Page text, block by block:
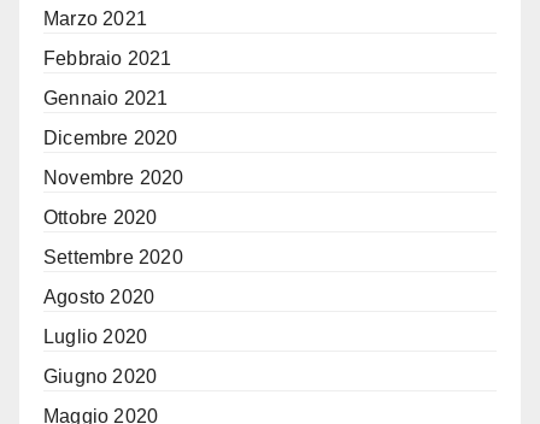
Marzo 2021
Febbraio 2021
Gennaio 2021
Dicembre 2020
Novembre 2020
Ottobre 2020
Settembre 2020
Agosto 2020
Luglio 2020
Giugno 2020
Maggio 2020